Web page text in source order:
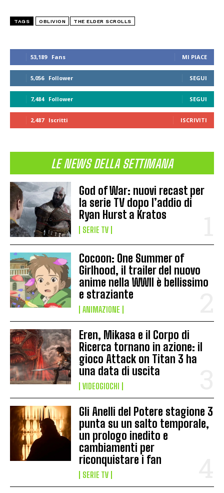
53,189 Fans MI PIACE
5,056 Follower SEGUI
7,484 Follower SEGUI
2,487 Iscritti ISCRIVITI
LE NEWS DELLA SETTIMANA
God of War: nuovi recast per
la serie TV dopo l’addio di
Ryan Hurst a Kratos
SERIE TV
Cocoon: One Summer of
Girlhood, il trailer del nuovo
anime nella WWII è bellissimo
e straziante
ANIMAZIONE
Eren, Mikasa e il Corpo di
Ricerca tornano in azione: il
gioco Attack on Titan 3 ha
una data di uscita
VIDEOGIOCHI
Gli Anelli del Potere stagione 3
punta su un salto temporale,
un prologo inedito e
cambiamenti per
riconquistare i fan
SERIE TV
TAGS OBLIVION THE ELDER SCROLLS